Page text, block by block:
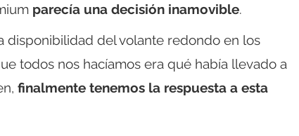
parecía una decisión inamovible.
disponibilidad del volante redondo en los
todos nos hacíamos era qué había llevado a
finalmente tenemos la respuesta a esta